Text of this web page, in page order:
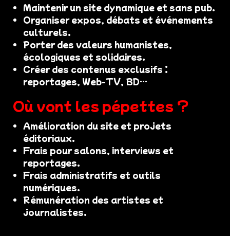
Maintenir un site dynamique et sans pub.
Organiser expos, débats et événements
culturels.
Porter des valeurs humanistes,
écologiques et solidaires.
Créer des contenus exclusifs :
reportages, Web-TV, BD…
Où vont les pépettes ?
Amélioration du site et projets
éditoriaux.
Frais pour salons, interviews et
reportages.
Frais administratifs et outils
numériques.
Rémunération des artistes et
journalistes.